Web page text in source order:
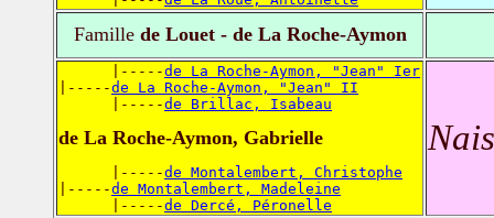
Famillede Louet - de La Roche-Aymon
      |-----
de La Roche-Aymon, "Jean" Ier
|-----de La Roche-Aymon, "Jean" II
      |-----
de Brillac, Isabeau
de La Roche-Aymon, Gabrielle
      |-----
de Montalembert, Christophe
|-----de Montalembert, Madeleine
      |-----
de Dercé, Péronelle